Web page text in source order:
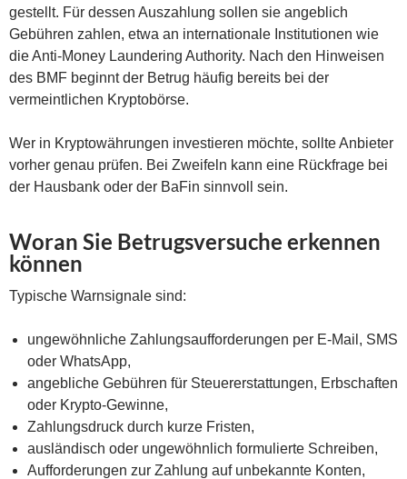
gestellt. Für dessen Auszahlung sollen sie angeblich
Gebühren zahlen, etwa an internationale Institutionen wie
die Anti-Money Laundering Authority. Nach den Hinweisen
des BMF beginnt der Betrug häufig bereits bei der
vermeintlichen Kryptobörse.
Wer in Kryptowährungen investieren möchte, sollte Anbieter
vorher genau prüfen. Bei Zweifeln kann eine Rückfrage bei
der Hausbank oder der BaFin sinnvoll sein.
Woran Sie Betrugsversuche erkennen
können
Typische Warnsignale sind:
ungewöhnliche Zahlungsaufforderungen per E-Mail, SMS
oder WhatsApp,
angebliche Gebühren für Steuererstattungen, Erbschaften
oder Krypto-Gewinne,
Zahlungsdruck durch kurze Fristen,
ausländisch oder ungewöhnlich formulierte Schreiben,
Aufforderungen zur Zahlung auf unbekannte Konten,